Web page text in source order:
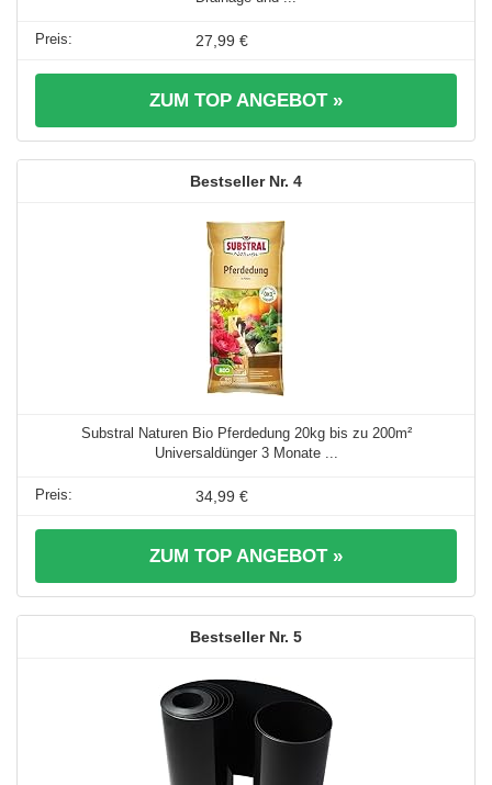
27,99 €
ZUM TOP ANGEBOT »
4
Substral Naturen Bio Pferdedung 20kg bis zu 200m²
Universaldünger 3 Monate ...
34,99 €
ZUM TOP ANGEBOT »
5